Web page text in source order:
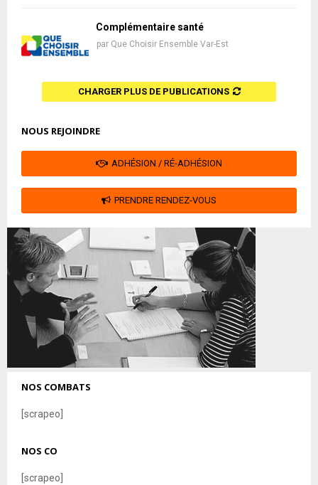
Complémentaire santé
par Que Choisir Ensemble Var-Est
CHARGER PLUS DE PUBLICATIONS
NOUS REJOINDRE
ADHÉSION / RÉ-ADHÉSION
PRENDRE RENDEZ-VOUS
NOS COMBATS
[scrapeo]
NOS CO
[scrapeo]